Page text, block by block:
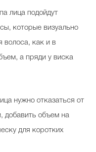
лица подойдут
которые визуально
волоса, как и в
а пряди у виска
нужно отказаться от
добавить объем на
для коротких